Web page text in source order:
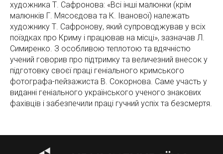
художника Т. Сафронова: «Всі інші малюнки (крім
малюнків Г. Мясоєдова та К. Іванової) належать
художнику Т. Сафронову, який супроводжував у всіх
поїздках про Криму і працював на місці», зазначав Л.
Симиренко. З особливою теплотою та вдячністю
учений говорив про підтримку та величезний внесок у
підготовку своєї праці геніального кримського
фотографа-пейзажиста В. Сокорнова. Саме участь у
виданні геніального українського ученого знакових
фахівців і забезпечили праці гучний успіх та безсмертя.